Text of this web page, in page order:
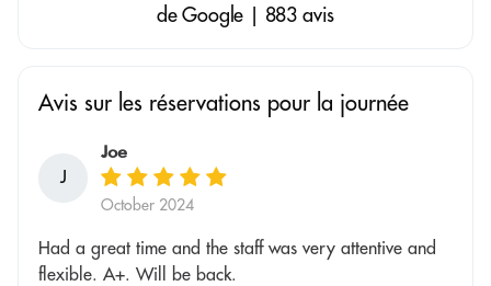
de Google | 883 avis
Avis sur les réservations pour la journée
J
Joe
October 2024
Had a great time and the staff was very attentive and
flexible. A+. Will be back.